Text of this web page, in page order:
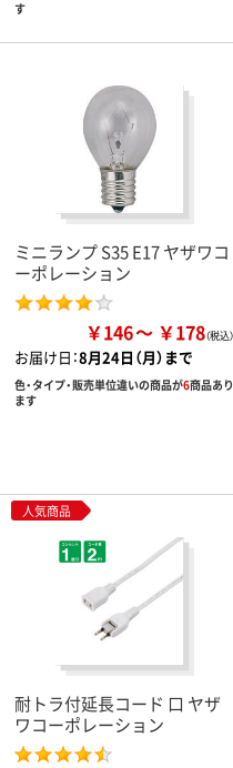
す
ミニランプ S35 E17 ヤザワコ
ーポレーション
￥146 ￥178
お届け日：8月24日（月）まで
色・タイプ・販売単位違いの商品が6商品あり
ます
人気商品
耐トラ付延長コード 口 ヤザ
ワコーポレーション